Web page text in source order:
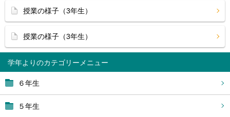
学年より
６年生
５年生
授業の様子（3年生）
授業の様子（3年生）